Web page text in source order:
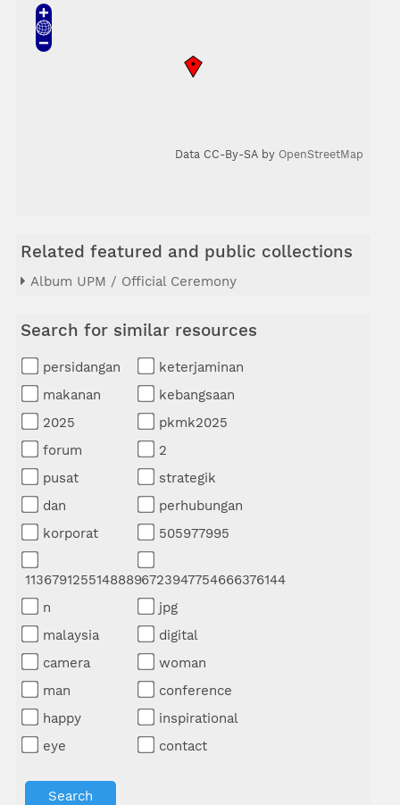
Data CC-By-SA by OpenStreetMap
Related featured and public collections
Album UPM / Official Ceremony
Search for similar resources
persidangan
keterjaminan
makanan
kebangsaan
2025
pkmk2025
forum
2
pusat
strategik
dan
perhubungan
korporat
505977995
11367912551488896723947754666376144
n
jpg
malaysia
digital
camera
woman
man
conference
happy
inspirational
eye
contact